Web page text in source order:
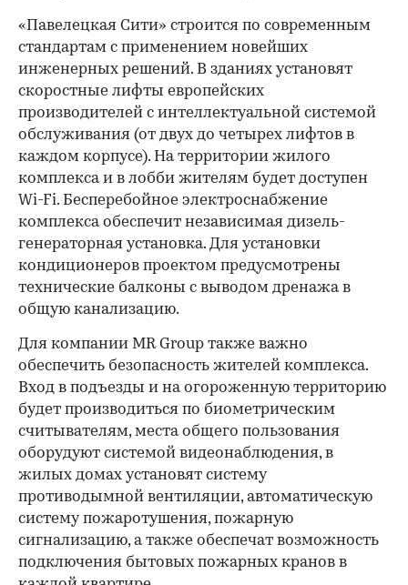
«Павелецкая Сити» строится по современным
стандартам с применением новейших
инженерных решений. В зданиях установят
скоростные лифты европейских
производителей с интеллектуальной системой
обслуживания (от двух до четырех лифтов в
каждом корпусе). На территории жилого
комплекса и в лобби жителям будет доступен
Wi-Fi. Бесперебойное электроснабжение
комплекса обеспечит независимая дизель-
генераторная установка. Для установки
кондиционеров проектом предусмотрены
технические балконы с выводом дренажа в
общую канализацию.
Для компании MR Group также важно
обеспечить безопасность жителей комплекса.
Вход в подъезды и на огороженную территорию
будет производиться по биометрическим
считывателям, места общего пользования
оборудуют системой видеонаблюдения, в
жилых домах установят систему
противодымной вентиляции, автоматическую
систему пожаротушения, пожарную
сигнализацию, а также обеспечат возможность
подключения бытовых пожарных кранов в